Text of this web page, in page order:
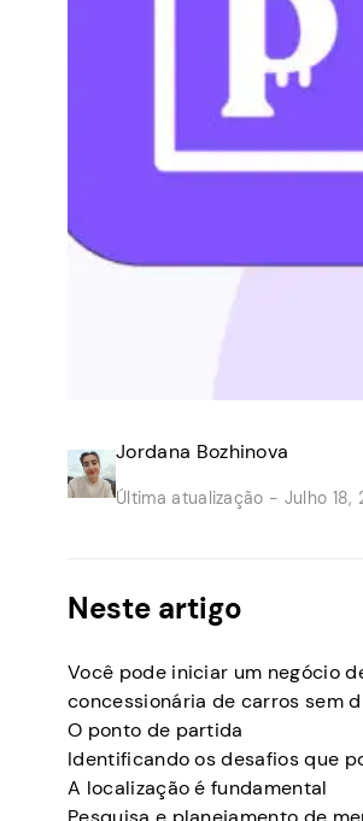
Jordana Bozhinova
Última atualização - Julho 18,
Neste artigo
Você pode iniciar um negócio
concessionária de carros sem
O ponto de partida
Identificando os desafios que
A localização é fundamental